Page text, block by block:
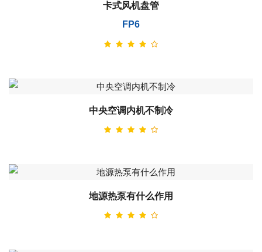
卡式风机盘管
FP6
中央空调内机不制冷
地源热泵有什么作用